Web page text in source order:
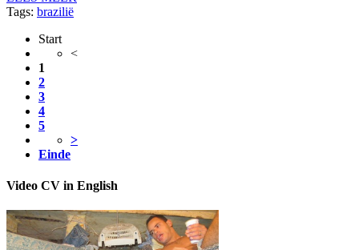
Tags: brazilië
Start
<
1
2
3
4
5
>
Einde
Video CV in English